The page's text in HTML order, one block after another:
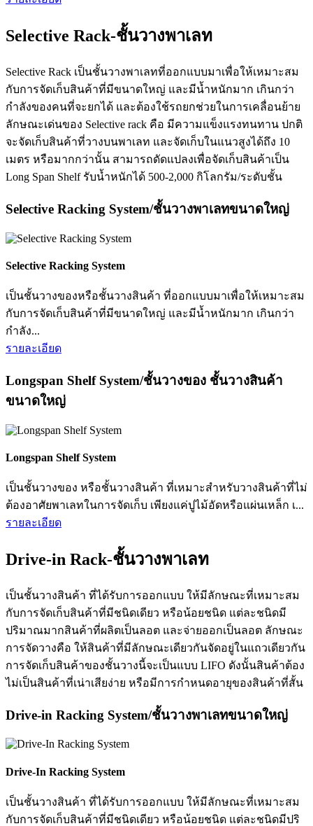
Selective Rack-ชั้นวางพาเลท
Selective Rack เป็นชั้นวางพาเลทที่ออกแบบมาเพื่อให้เหมาะสม
กับการจัดเก็บสินค้าที่มีขนาดใหญ่ และมีน้ำหนักมาก เกินกว่า
กำลังของคนที่จะยกได้ และต้องใช้รถยกช่วยในการเคลื่อนย้าย
ลักษณะเด่นของ Selective rack คือ มีความแข็งแรงทนทาน ปกติ
จะจัดเก็บสินค้าที่วางบนพาเลท และจัดเก็บในแนวสูงได้ถึง 10
เมตร หรือมากกว่านั้น สามารถดัดแปลงเพื่อจัดเก็บสินค้าเป็น
Long Span Shelf รับน้ำหนักได้ 500-2,000 กิโลกรัม/ระดับชั้น
Selective Racking System/ชั้นวางพาเลทขนาดใหญ่
Selective Racking System
เป็นชั้นวางของหรือชั้นวางสินค้า ที่ออกแบบมาเพื่อให้เหมาะสม
กับการจัดเก็บสินค้าที่มีขนาดใหญ่ และมีน้ำหนักมาก เกินกว่า
กำลัง...
รายละเอียด
Longspan Shelf System/ชั้นวางของ ชั้นวางสินค้า
ขนาดใหญ่
Longspan Shelf System
เป็นชั้นวางของ หรือชั้นวางสินค้า ที่เหมาะสำหรับวางสินค้าที่ไม่
ต้องอาศัยพาเลทในการจัดเก็บ เพียงแค่ปูไม้อัดหรือแผ่นเหล็ก เ...
รายละเอียด
Drive-in Rack-ชั้นวางพาเลท
เป็นชั้นวางสินค้า ที่ได้รับการออกแบบ ให้มีลักษณะที่เหมาะสม
กับการจัดเก็บสินค้าที่มีชนิดเดียว หรือน้อยชนิด แต่ละชนิดมี
ปริมาณมากสินค้าที่ผลิตเป็นลอต และจ่ายออกเป็นลอต ลักษณะ
การจัดวางคือ ให้สินค้าที่มีลักษณะเดียวกันจัดอยู่ในแถวเดียวกัน
การจัดเก็บสินค้าของชั้นวางนี้จะเป็นแบบ LIFO ดังนั้นสินค้าต้อง
ไม่เป็นสินค้าที่เน่าเสียง่าย หรือมีการกำหนดอายุของสินค้าที่สั้น
Drive-in Racking System/ชั้นวางพาเลทขนาดใหญ่
Drive-In Racking System
เป็นชั้นวางสินค้า ที่ได้รับการออกแบบ ให้มีลักษณะที่เหมาะสม
กับการจัดเก็บสินค้าที่มีชนิดเดียว หรือน้อยชนิด แต่ละชนิดมีปริ